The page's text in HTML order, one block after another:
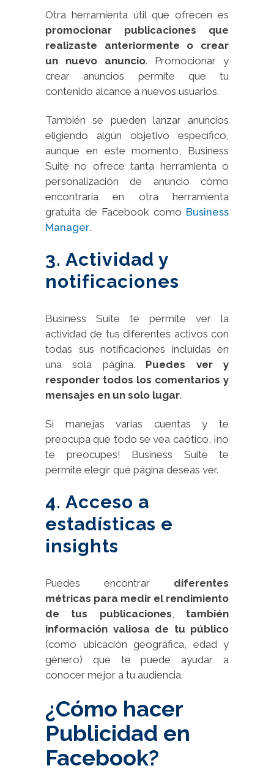
Otra herramienta útil que ofrecen es
promocionar publicaciones que
realizaste anteriormente o crear
un nuevo anuncio. Promocionar y
crear anuncios permite que tu
contenido alcance a nuevos usuarios.
También se pueden lanzar anuncios
eligiendo algún objetivo específico,
aunque en este momento, Business
Suite no ofrece tanta herramienta o
personalización de anuncio cómo
encontraría en otra herramienta
gratuita de Facebook como Business
Manager.
3. Actividad y
notificaciones
Business Suite te permite ver la
actividad de tus diferentes activos con
todas sus notificaciones incluídas en
una sola página. Puedes ver y
responder todos los comentarios y
mensajes en un solo lugar.
Si manejas varias cuentas y te
preocupa que todo se vea caótico, ¡no
te preocupes! Business Suite te
permite elegir qué página deseas ver.
4. Acceso a
estadísticas e
insights
Puedes encontrar diferentes
métricas para medir el rendimiento
de tus publicaciones
también
información valiosa de tu público
(como ubicación geográfica, edad y
género) que te puede ayudar a
conocer mejor a tu audiencia.
¿Cómo hacer
Publicidad en
Facebook?